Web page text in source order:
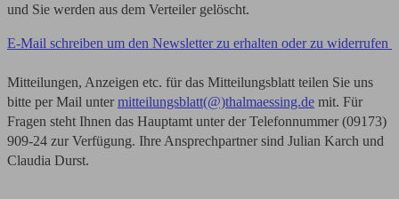
und Sie werden aus dem Verteiler gelöscht.
E-Mail schreiben um den Newsletter zu erhalten oder zu widerrufen
Mitteilungen, Anzeigen etc. für das Mitteilungsblatt teilen Sie uns
bitte per Mail unter mitteilungsblatt(@)thalmaessing.de mit. Für
Fragen steht Ihnen das Hauptamt unter der Telefonnummer (09173)
909-24 zur Verfügung. Ihre Ansprechpartner sind Julian Karch und
Claudia Durst.